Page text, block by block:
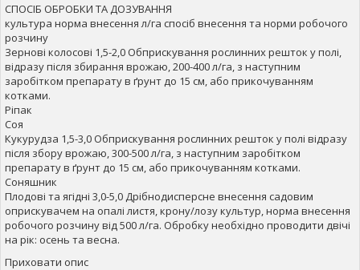
СПОСІБ ОБРОБКИ ТА ДОЗУВАННЯ
культура норма внесення л/га спосіб внесення та норми робочого
розчину
Зернові колосові 1,5-2,0 Обприскування рослинних решток у полі,
відразу після збирання врожаю, 200-400 л/га, з наступним
заробітком препарату в ґрунт до 15 см, або прикочуванням
котками.
Ріпак
Соя
Кукурудза 1,5-3,0 Обприскування рослинних решток у полі відразу
після збору врожаю, 300-500 л/га, з наступним заробітком
препарату в ґрунт до 15 см, або прикочуванням котками.
Соняшник
Плодові та ягідні 3,0-5,0 Дрібнодисперсне внесення садовим
оприскувачем на опалі листя, крону/лозу культур, норма внесення
робочого розчину від 500 л/га. Обробку необхідно проводити двічі
на рік: осень та весна.
Приховати опис